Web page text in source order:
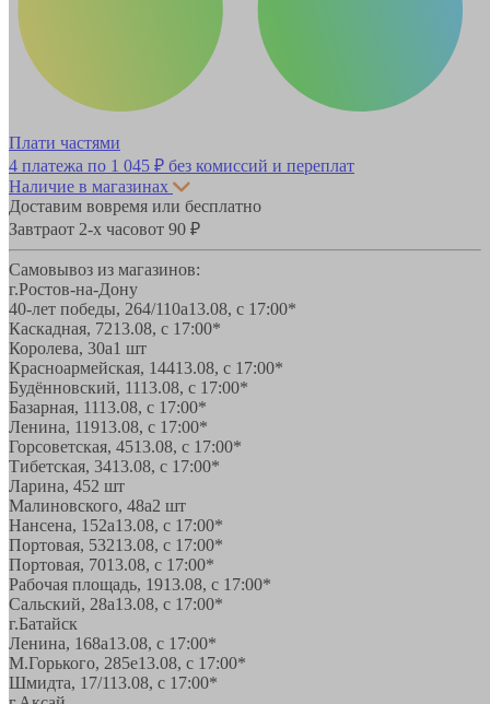
Плати частями
4 платежа по 1 045 ₽ без комиссий и переплат
Наличие в магазинах
Доставим вовремя или бесплатно
Завтраот 2-х часовот 90 ₽
Самовывоз из магазинов:
г.Ростов-на-Дону
40-лет победы, 264/110а13.08, с 17:00*
Каскадная, 7213.08, с 17:00*
Королева, 30а1 шт
Красноармейская, 14413.08, с 17:00*
Будённовский, 1113.08, с 17:00*
Базарная, 1113.08, с 17:00*
Ленина, 11913.08, с 17:00*
Горсоветская, 4513.08, с 17:00*
Тибетская, 3413.08, с 17:00*
Ларина, 452 шт
Малиновского, 48а2 шт
Нансена, 152а13.08, с 17:00*
Портовая, 53213.08, с 17:00*
Портовая, 7013.08, с 17:00*
Рабочая площадь, 1913.08, с 17:00*
Сальский, 28a13.08, с 17:00*
г.Батайск
Ленина, 168а13.08, с 17:00*
М.Горького, 285е13.08, с 17:00*
Шмидта, 17/113.08, с 17:00*